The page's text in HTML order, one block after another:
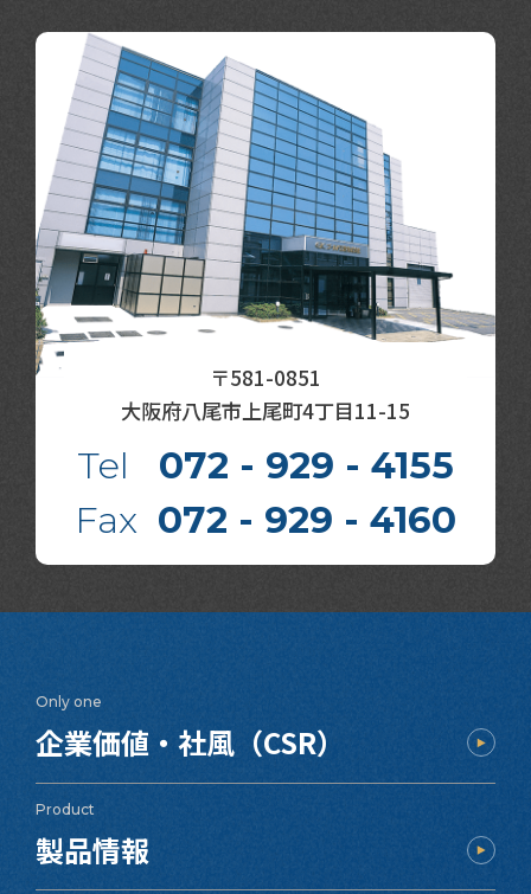
〒581-0851
大阪府八尾市上尾町4丁目11-15
Tel
072 - 929 - 4155
Fax 072 - 929 - 4160
Only one
企業価値・社風（CSR）
Product
製品情報